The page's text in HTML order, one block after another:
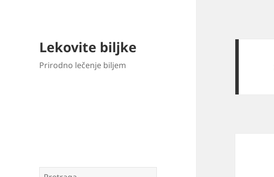
Lekovite biljke
Prirodno lečenje biljem
Pretraga